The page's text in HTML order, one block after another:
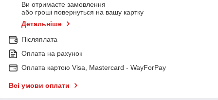
Ви отримаєте замовлення
або гроші повернуться на вашу картку
Детальніше
Післяплата
Оплата на рахунок
Оплата картою Visa, Mastercard - WayForPay
Всі умови оплати